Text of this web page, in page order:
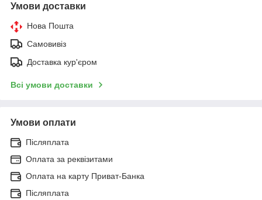
Умови доставки
Нова Пошта
Самовивіз
Доставка кур'єром
Всі умови доставки
Умови оплати
Післяплата
Оплата за реквізитами
Оплата на карту Приват-Банка
Післяплата